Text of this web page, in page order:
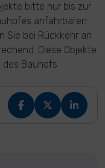
bitte nur bis zur
anfahrbaren
Sie bei Rückkehr an
Diese Objekte
Bauhofs